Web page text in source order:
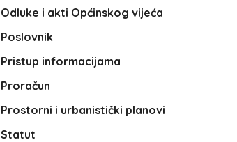
Odluke i akti Općinskog vijeća
Poslovnik
Pristup informacijama
Proračun
Prostorni i urbanistički planovi
Statut